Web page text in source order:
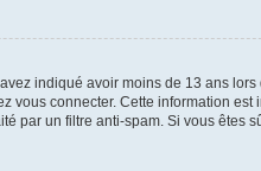
indiqué avoir moins de 13 ans
connecter. Cette information est
par un filtre anti-spam. Si vous êtes